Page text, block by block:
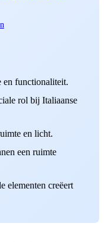
en functionaliteit.
rol bij Italiaanse
en licht.
een ruimte
elementen creëert